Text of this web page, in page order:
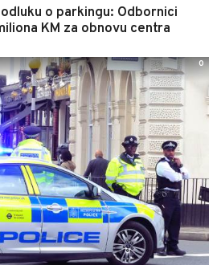
o parkingu: Odbornici
KM za obnovu centra
0